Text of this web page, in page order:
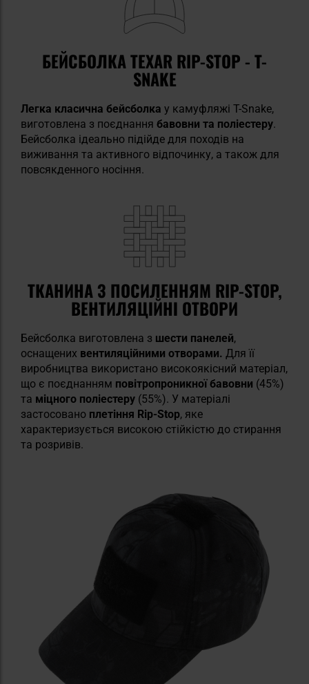
БЕЙСБОЛКА TEXAR RIP-STOP - T-
SNAKE
Легка класична бейсболка у камуфляжі T-Snake,
виготовлена з поєднання бавовни та поліестеру.
Бейсболка ідеально підійде для походів на
виживання та активного відпочинку, а також для
повсякденного носіння.
ТКАНИНА З ПОСИЛЕННЯМ RIP-STOP,
ВЕНТИЛЯЦІЙНІ ОТВОРИ
Бейсболка виготовлена з шести панелей,
оснащених вентиляційними отворами. Для її
виробництва використано високоякісний матеріал,
що є поєднанням повітропроникної бавовни (45%)
та міцного поліестеру (55%). У матеріалі
застосовано плетіння Rip-Stop, яке
характеризується високою стійкістю до стирання
та розривів.